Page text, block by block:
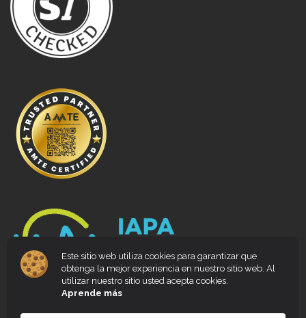
Este sitio web utiliza cookies para garantizar que
obtenga la mejor experiencia en nuestro sitio web. Al
utilizar nuestro sitio usted acepta cookies.
Aprende más